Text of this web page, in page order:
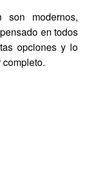
modernos,
en todos
opciones y lo